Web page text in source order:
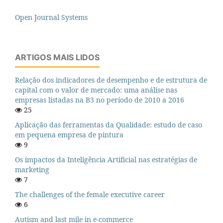
Open Journal Systems
ARTIGOS MAIS LIDOS
Relação dos indicadores de desempenho e de estrutura de
capital com o valor de mercado: uma análise nas
empresas listadas na B3 no período de 2010 a 2016
25
Aplicação das ferramentas da Qualidade: estudo de caso
em pequena empresa de pintura
9
Os impactos da Inteligência Artificial nas estratégias de
marketing
7
The challenges of the female executive career
6
Autism and last mile in e-commerce